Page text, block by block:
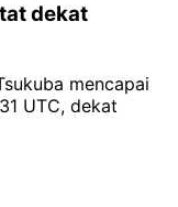
dekat
mencapai
UTC, dekat